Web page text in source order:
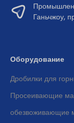
Ганьчжоу,
Оборудование
Дробилки для
Просеивающие
обезвоживающие